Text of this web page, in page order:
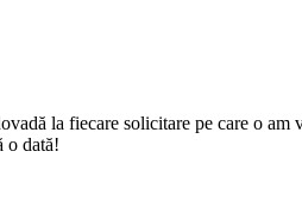
la fiecare solicitare pe care o
o dată!